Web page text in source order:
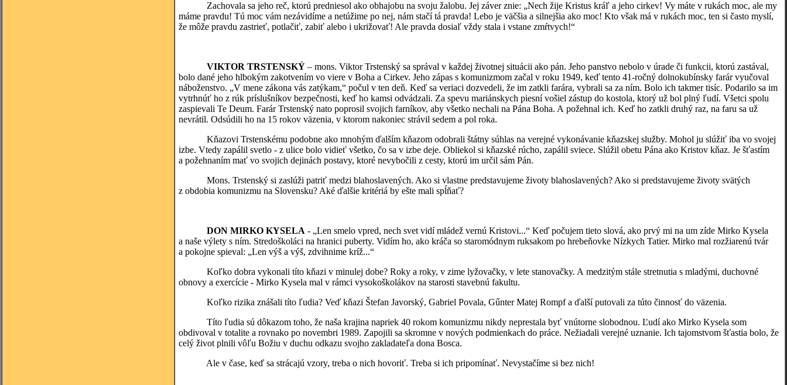
Zachovala sa jeho reč, ktorú predniesol ako obhajobu na svoju žalobu. Jej záver znie: „Nech žije Kristus kráľ a jeho cirkev! Vy máte v rukách moc, ale my
máme pravdu! Tú moc vám nezávidíme a netúžime po nej, nám stačí tá pravda! Lebo je väčšia a silnejšia ako moc! Kto však má v rukách moc, ten si často myslí,
že môže pravdu zastrieť, potlačiť, zabiť alebo i ukrižovať! Ale pravda dosiaľ vždy stala i vstane zmŕtvych!“
VIKTOR TRSTENSKÝ – mons. Viktor Trstenský sa správal v každej životnej situácii ako pán. Jeho panstvo nebolo v úrade či funkcii, ktorú zastával,
bolo dané jeho hlbokým zakotvením vo viere v Boha a Cirkev. Jeho zápas s komunizmom začal v roku 1949, keď tento 41-ročný dolnokubínsky farár vyučoval
náboženstvo. „V mene zákona vás zatýkam,“ počul v ten deň. Keď sa veriaci dozvedeli, že im zatkli farára, vybrali sa za ním. Bolo ich takmer tisíc. Podarilo sa im
vytrhnúť ho z rúk príslušníkov bezpečnosti, keď ho kamsi odvádzali. Za spevu mariánskych piesní vošiel zástup do kostola, ktorý už bol plný ľudí. Všetci spolu
zaspievali Te Deum. Farár Trstenský nato poprosil svojich farníkov, aby všetko nechali na Pána Boha. A požehnal ich. Keď ho zatkli druhý raz, na faru sa už
nevrátil. Odsúdili ho na 15 rokov väzenia, v ktorom nakoniec strávil sedem a pol roka.
Kňazovi Trstenskému podobne ako mnohým ďalším kňazom odobrali štátny súhlas na verejné vykonávanie kňazskej služby. Mohol ju slúžiť iba vo svojej
izbe. Vtedy zapálil svetlo - z ulice bolo vidieť všetko, čo sa v izbe deje. Obliekol si kňazské rúcho, zapálil sviece. Slúžil obetu Pána ako Kristov kňaz. Je šťastím
a požehnaním mať vo svojich dejinách postavy, ktoré nevybočili z cesty, ktorú im určil sám Pán.
Mons. Trstenský si zaslúži patriť medzi blahoslavených. Ako si vlastne predstavujeme životy blahoslavených? Ako si predstavujeme životy svätých
z obdobia komunizmu na Slovensku? Aké ďalšie kritériá by ešte mali spĺňať?
DON MIRKO KYSELA - „Len smelo vpred, nech svet vidí mládež vernú Kristovi...“ Keď počujem tieto slová, ako prvý mi na um zíde Mirko Kysela
a naše výlety s ním. Stredoškoláci na hranici puberty. Vidím ho, ako kráča so staromódnym ruksakom po hrebeňovke Nízkych Tatier. Mirko mal rozžiarenú tvár
a pokojne spieval: „Len výš a výš, zdvihnime kríž...“
Koľko dobra vykonali títo kňazi v minulej dobe? Roky a roky, v zime lyžovačky, v lete stanovačky. A medzitým stále stretnutia s mladými, duchovné
obnovy a exercície - Mirko Kysela mal v rámci vysokoškolákov na starosti stavebnú fakultu.
Koľko rizika znášali títo ľudia? Veď kňazi Štefan Javorský, Gabriel Povala, Gűnter Matej Rompf a ďalší putovali za túto činnosť do väzenia.
Títo ľudia sú dôkazom toho, že naša krajina napriek 40 rokom komunizmu nikdy neprestala byť vnútorne slobodnou. Ľudí ako Mirko Kysela som
obdivoval v totalite a rovnako po novembri 1989. Zapojili sa skromne v nových podmienkach do práce. Nežiadali verejné uznanie. Ich tajomstvom šťastia bolo, že
celý život plnili vôľu Božiu v duchu odkazu svojho zakladateľa dona Bosca.
Ale v čase, keď sa strácajú vzory, treba o nich hovoriť. Treba si ich pripomínať. Nevystačíme si bez nich!